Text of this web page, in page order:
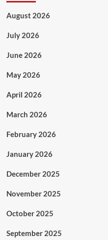
August 2026
July 2026
June 2026
May 2026
April 2026
March 2026
February 2026
January 2026
December 2025
November 2025
October 2025
September 2025